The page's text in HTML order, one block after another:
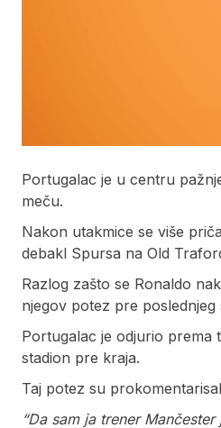
Portugalac je u centru
meču.
Nakon utakmice se više
debakl Spursa na Old
Razlog zašto se Ronaldo
njegov potez pre poslednjeg
Portugalac je odjurio prema
stadion pre kraja.
Taj potez su
“Da sam ja trener